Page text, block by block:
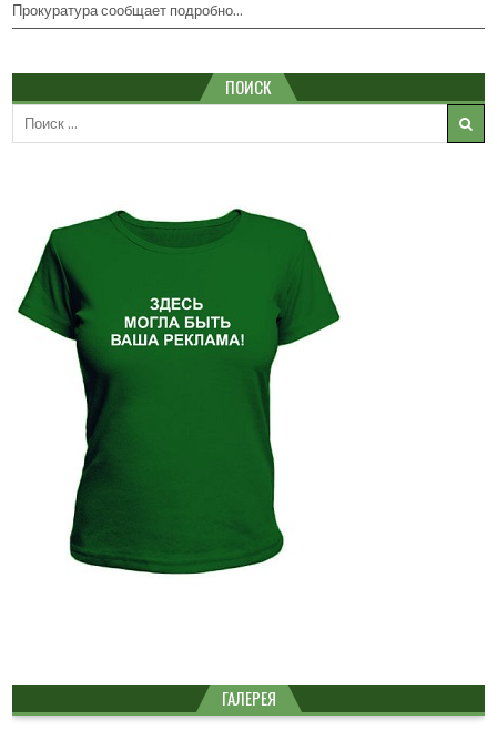
Прокуратура сообщает подробно…
ПОИСК
ГАЛЕРЕЯ